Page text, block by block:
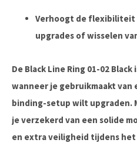
Verhoogt de flexibiliteit
upgrades of wisselen
De Black Line Ring 01-02
wanneer je gebruikmaakt
binding-setup wilt upgraden.
je verzekerd van een solide
en extra veiligheid tijdens